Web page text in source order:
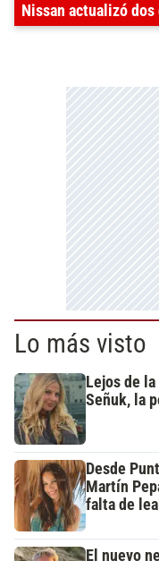
Nissan actualizó dos
Lo más visto
Lejos de
Señuk, la
Desde
Martín
falta de
El nuevo